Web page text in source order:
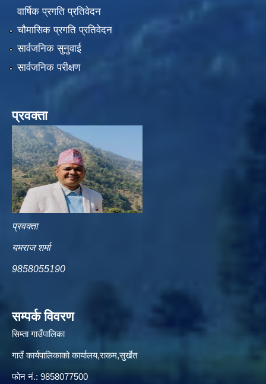
वार्षिक प्रगति प्रतिवेदन
चौमासिक प्रगति प्रतिवेदन
सार्वजनिक सुनुवाई
सार्वजनिक परीक्षण
प्रवक्ता
प्रवक्ता
यमराज शर्मा
9858055190
सम्पर्क विवरण
सिम्ता गाउँपालिका
गाउँ कार्यपालिकाको कार्यालय,राकम,सुर्खेत
फोन नं.: 9858077500